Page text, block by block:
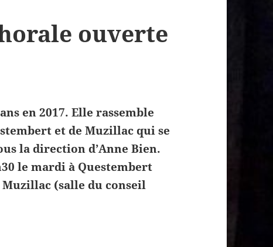
ouverte
en 2017. Elle rassemble
et de Muzillac qui se
la direction d’Anne Bien.
le mardi à Questembert
(salle du conseil